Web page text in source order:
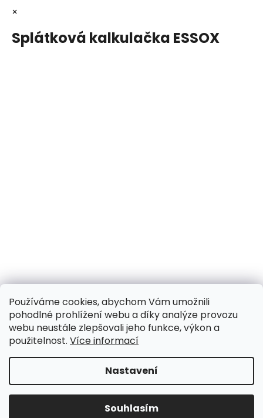
Používáme cookies, abychom Vám umožnili
pohodlné prohlížení webu a díky analýze provozu
webu neustále zlepšovali jeho funkce, výkon a
použitelnost. Více informací
Nastavení
Souhlasím
31.7.-8.8. DOVOLENÁ, objednávky a dotazy vyřídíme
po dovolené. Během dovolené nevyřizujeme
×
Splátková kalkulačka ESSOX